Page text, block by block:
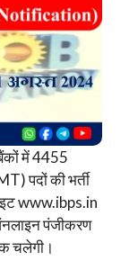
में 4455
पदों की भर्ती
www.ibps.in
पंजीकरण
चलेगी।